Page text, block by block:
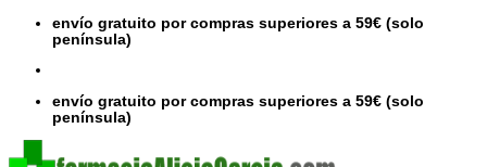
Saltar
envío gratuito por compras superiores a 59€ (solo
península)
envío gratuito por compras superiores a 59€ (solo
península)